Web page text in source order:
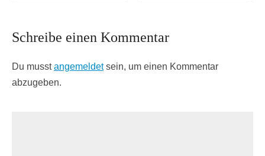
Schreibe einen Kommentar
Du musstangemeldetsein, um einen Kommentar
abzugeben.